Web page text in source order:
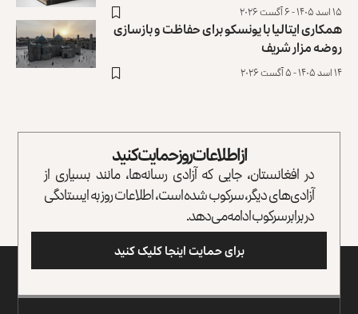
۱۵ اسد ۱۴۰۵ - ۶ آگست ۲۰۲۶
همکاری ایتالیا با یونسکو برای حفاظت و بازسازی
روضه مزار شریف ‏
۱۴ اسد ۱۴۰۵ - ۵ آگست ۲۰۲۶
از اطلاعات روز حمایت کنید
در افغانستان، جایی که آزادی رسانه‌ها، مانند بسیاری از
آزادی‌های دیگر، سرکوب شده است، اطلاعات روز به ایستادگی
در برابر سرکوب ادامه می‌دهد.
برای حمایت اینجا کلیک کنید